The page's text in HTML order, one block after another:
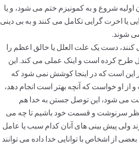
شروع و به کمونیزم ختم می شود، و یا
یا اخرت گرایی تکامل می کنند و به بی دینی
شوند.
کنند، دست یک علت العلل یا خالق اعظم را
طرح کرده است و اینک عملی می کند. این
این است که در اینجا کوشش نمی شود که
او خواست که آنچه بهتر است انجام دهد،
می شود، این توصل جستن به خدا هم
سرنوشت و قسمت خود باشیم تا چه می
ولی پیش بینی های آنان کدام سبب یا عامل
از اشخاص با توانایی خدا داده می توانند